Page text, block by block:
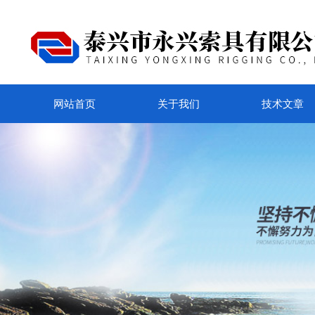
网站首页 关于我们 技术文章